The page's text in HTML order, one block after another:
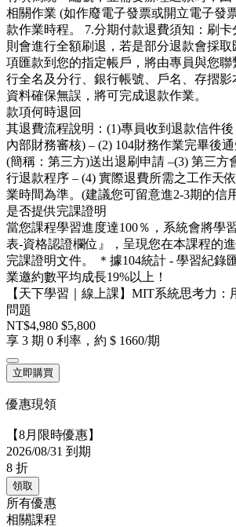
相關作業 (如作廢電子發票或開立電子發
款作業時程。 7.分期付款退費須知：刷
則會進行全額刷退，若是部分退款會採
項匯款到您的指定帳戶，將由專員與您聯
行全名及分行、銀行帳號、戶名、存摺
資料確保無誤，將可完成退款作業。
款項何時退回
其退費流程說明：(1)專員收到退款信件
內部財務審核) – (2) 104財務作業完畢後
(簡稱：第三方)送出退刷申請 –(3) 第三方
行退款程序 – (4) 實際退費所需之工作天
業時間為準。(建議您可留意進2-3期的信
是否提供完課證明
當您課程學習進度達100％，系統會將學
表-資格認證欄位』，呈現您在本課程的
完課證明文件。 ＊據104統計 - 學習紀錄
業邀約數平均成長19%以上！
【天下學習｜線上課】MIT系統思考力
問題
NT$4,980 $5,800
享 3 期 0 利率，約 $ 1660/期
立即購買
優惠現領
【8月限時優惠】
2026/08/31 到期
8 折
領取
所有優惠
相關課程